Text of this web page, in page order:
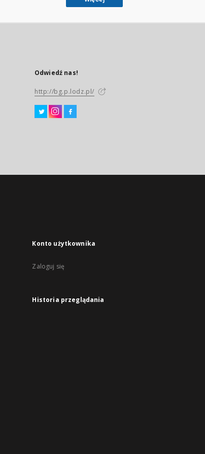
Odwiedź nas!
http://bg.p.lodz.pl/
Konto użytkownika
Zaloguj się
Historia przeglądania